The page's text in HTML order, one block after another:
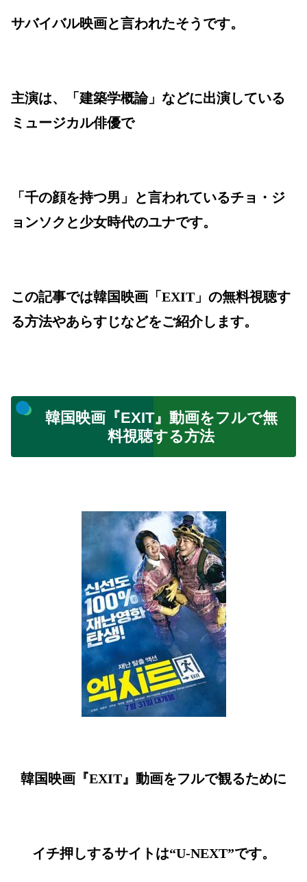
サバイバル映画と言われたそうです。
主演は、「建築学概論」などに出演している
ミュージカル俳優で
「千の顔を持つ男」と言われているチョ・ジ
ョンソクと少女時代のユナです。
この記事では韓国映画「EXIT 」の無料視聴す
る方法やあらすじなどをご紹介します。
韓国映画『EXIT』動画をフルで無
料視聴する方法
韓国映画『EXIT』動画をフルで観るために
イチ押しするサイトは“U-NEXT”です。